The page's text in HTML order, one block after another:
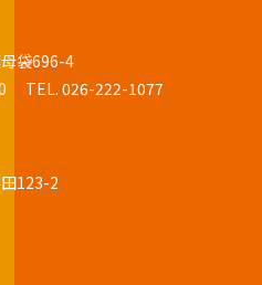
袋696-4
TEL.026-222-1077
123-2